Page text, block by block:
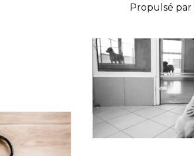
Propulsé par